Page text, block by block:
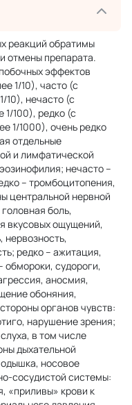
реакций обратимы
отмены препарата.
эффектов
1/10), часто (с
10), нечасто (с
1/100), редко (с
1/1000), очень редко
отдельные
и лимфатической
нечасто –
– тромбоцитопения,
центральной нервной
боль,
вкусовых ощущений,
нервозность,
редко – ажитация,
обмороки, судороги,
аносмия,
обоняния,
органов чувств:
нарушение зрения;
в том числе
дыхательной
носовое
сосудистой системы:
«приливы» крови к